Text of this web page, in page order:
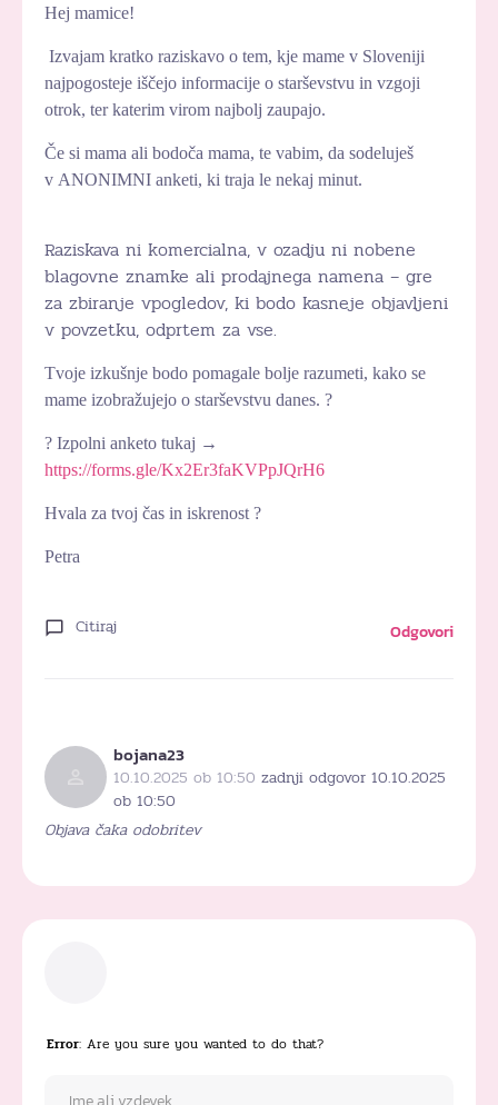
Hej mamice!
Izvajam kratko raziskavo o tem, kje mame v Sloveniji
najpogosteje iščejo informacije o starševstvu in vzgoji
otrok, terkaterim virom najbolj zaupajo.
Če si mama ali bodoča mama, te vabim, da sodeluješ
v ANONIMNI anketi, ki traja le nekaj minut.
Raziskava ni komercialna, v ozadju ni nobene
blagovne znamke ali prodajnega namena – gre
za zbiranje vpogledov, ki bodo kasneje objavljeni
v povzetku, odprtem za vse.
Tvoje izkušnje bodo pomagale bolje razumeti, kako se
mame izobražujejo o starševstvu danes. ?
? Izpolni anketo tukaj →
https://forms.gle/Kx2Er3faKVPpJQrH6
Hvala za tvoj čas in iskrenost ?
Petra
Citiraj Odgovori
bojana23
10.10.2025 ob 10:50 zadnji odgovor 10.10.2025
ob 10:50
Objava čaka odobritev
Error: Are you sure you wanted to do that?